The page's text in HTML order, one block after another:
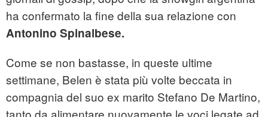
ha confermato la fine della sua relazione con
Antonino Spinalbese.
Come se non bastasse, in queste ultime
settimane, Belen è stata più volte beccata in
compagnia del suo ex marito Stefano De Martino,